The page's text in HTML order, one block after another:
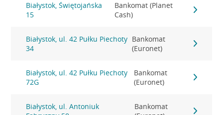
Białystok, Świętojańska
15
Bankomat (Planet
Cash)
Białystok, ul. 42 Pułku Piechoty
34
Bankomat
(Euronet)
Białystok, ul. 42 Pułku Piechoty
72G
Bankomat
(Euronet)
Białystok, ul. Antoniuk
Bankomat